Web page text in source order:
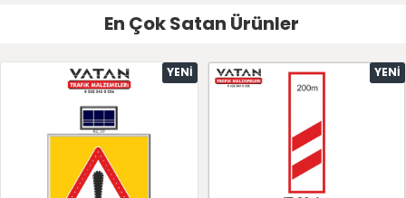
En Çok Satan Ürünler
YENI YENI